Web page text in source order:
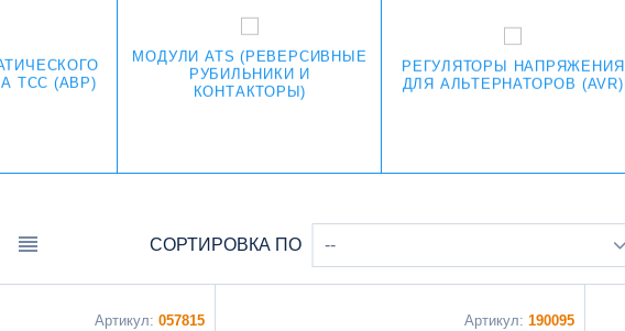
ТСС (АВР)
МОДУЛИ ATS (РЕВЕРСИВНЫЕ
РУБИЛЬНИКИ И
КОНТАКТОРЫ)
РЕГУЛЯТОРЫ НАПРЯЖЕНИЯ
ДЛЯ АЛЬТЕРНАТОРОВ (AVR)
СОРТИРОВКА ПО --
Артикул: 057815 Артикул:190095